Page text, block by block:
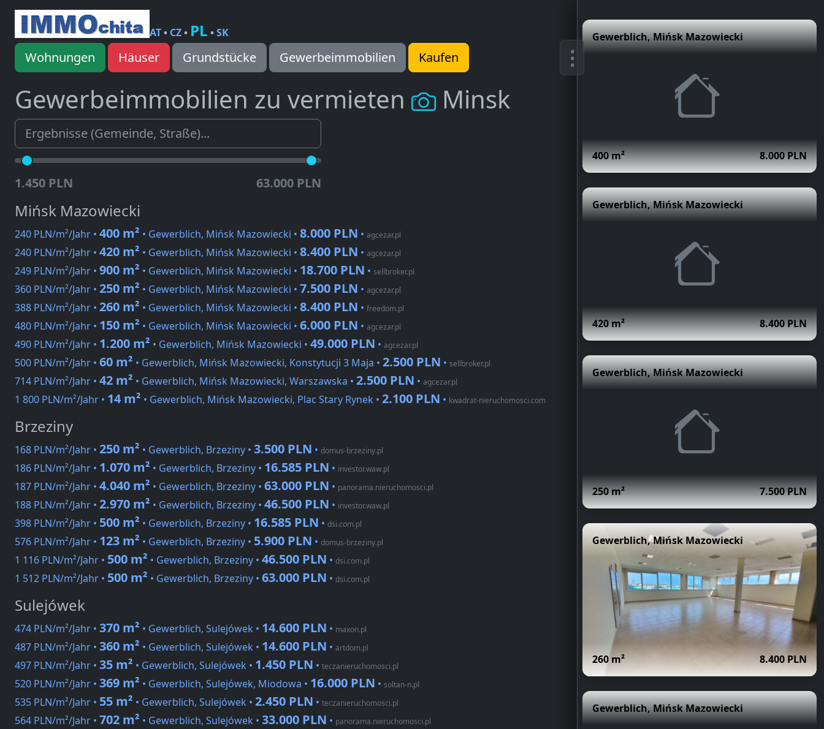
AT• CZ• PL •SK
Wohnungen Häuser Grundstücke Gewerbeimmobilien Kaufen
Gewerbeimmobilien zu vermieten Minsk
1.450 PLN 63.000 PLN
Mińsk Mazowiecki
240 PLN/m²/Jahr • 400 m² • Gewerblich, Mińsk Mazowiecki • 8.000 PLN • agcezar.pl
240 PLN/m²/Jahr • 420 m² • Gewerblich, Mińsk Mazowiecki • 8.400 PLN • agcezar.pl
249 PLN/m²/Jahr • 900 m² • Gewerblich, Mińsk Mazowiecki • 18.700 PLN • sellbroker.pl
360 PLN/m²/Jahr • 250 m² • Gewerblich, Mińsk Mazowiecki • 7.500 PLN • agcezar.pl
388 PLN/m²/Jahr • 260 m² • Gewerblich, Mińsk Mazowiecki • 8.400 PLN • freedom.pl
480 PLN/m²/Jahr • 150 m² • Gewerblich, Mińsk Mazowiecki • 6.000 PLN • agcezar.pl
490 PLN/m²/Jahr • 1.200 m² • Gewerblich, Mińsk Mazowiecki • 49.000 PLN • agcezar.pl
500 PLN/m²/Jahr • 60 m² • Gewerblich, Mińsk Mazowiecki, Konstytucji 3 Maja • 2.500 PLN • sellbroker.pl
714 PLN/m²/Jahr • 42 m² • Gewerblich, Mińsk Mazowiecki, Warszawska • 2.500 PLN • agcezar.pl
1 800 PLN/m²/Jahr • 14 m² • Gewerblich, Mińsk Mazowiecki, Plac Stary Rynek • 2.100 PLN • kwadrat-nieruchomosci.com
Brzeziny
168 PLN/m²/Jahr • 250 m² • Gewerblich, Brzeziny • 3.500 PLN • domus-brzeziny.pl
186 PLN/m²/Jahr • 1.070 m² • Gewerblich, Brzeziny • 16.585 PLN • investor.waw.pl
187 PLN/m²/Jahr • 4.040 m² • Gewerblich, Brzeziny • 63.000 PLN • panorama.nieruchomosci.pl
188 PLN/m²/Jahr • 2.970 m² • Gewerblich, Brzeziny • 46.500 PLN • investor.waw.pl
398 PLN/m²/Jahr • 500 m² • Gewerblich, Brzeziny • 16.585 PLN • dsi.com.pl
576 PLN/m²/Jahr • 123 m² • Gewerblich, Brzeziny • 5.900 PLN • domus-brzeziny.pl
1 116 PLN/m²/Jahr • 500 m² • Gewerblich, Brzeziny • 46.500 PLN • dsi.com.pl
1 512 PLN/m²/Jahr • 500 m² • Gewerblich, Brzeziny • 63.000 PLN • dsi.com.pl
Sulejówek
474 PLN/m²/Jahr • 370 m² • Gewerblich, Sulejówek • 14.600 PLN • maxon.pl
487 PLN/m²/Jahr • 360 m² • Gewerblich, Sulejówek • 14.600 PLN • artdom.pl
497 PLN/m²/Jahr • 35 m² • Gewerblich, Sulejówek • 1.450 PLN • teczanieruchomosci.pl
520 PLN/m²/Jahr • 369 m² • Gewerblich, Sulejówek, Miodowa • 16.000 PLN • soltan-n.pl
535 PLN/m²/Jahr • 55 m² • Gewerblich, Sulejówek • 2.450 PLN • teczanieruchomosci.pl
564 PLN/m²/Jahr • 702 m² • Gewerblich, Sulejówek • 33.000 PLN • panorama.nieruchomosci.pl